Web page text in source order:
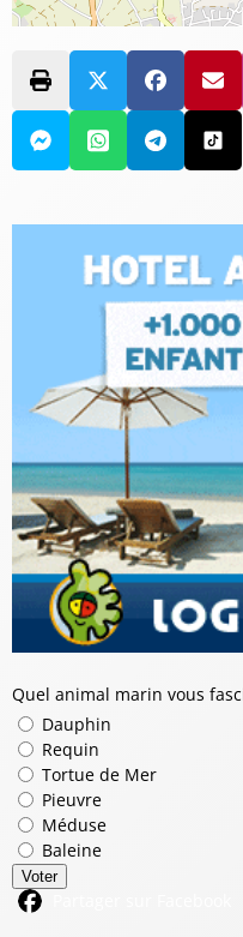
Quel animal marin vous
Dauphin
Requin
Tortue de Mer
Pieuvre
Méduse
Baleine
Voter